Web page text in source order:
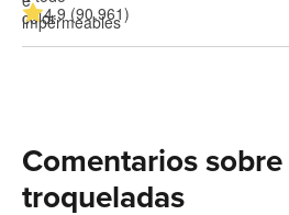
4.9 (90.961)
Comentarios
troqueladas